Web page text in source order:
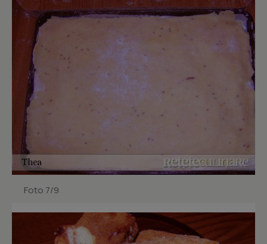
Foto 7/9